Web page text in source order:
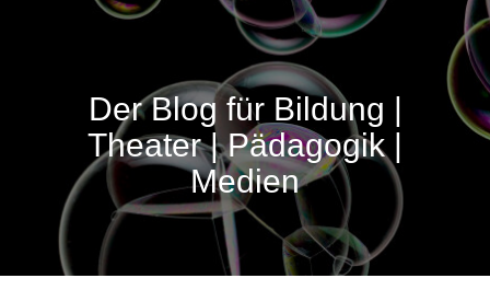
Der Blog für Bildung |
Theater | Pädagogik |
Medien